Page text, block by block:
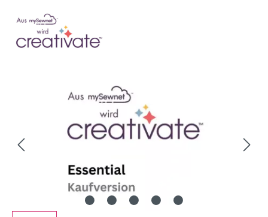
Bildergalerie überspringen